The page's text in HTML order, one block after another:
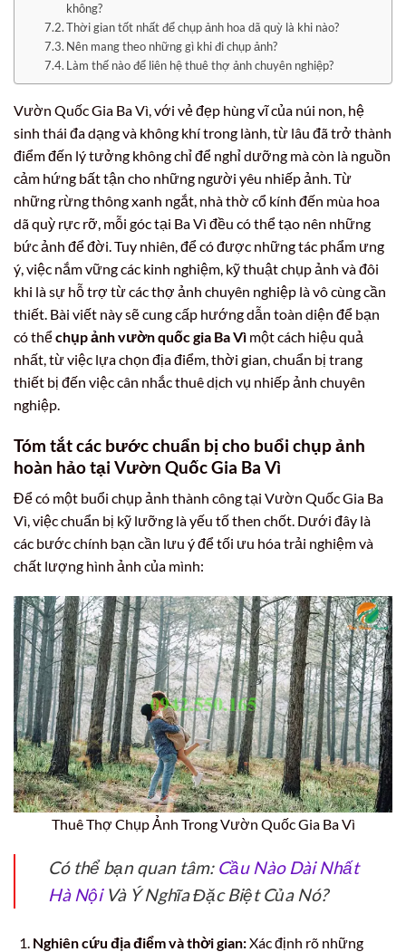
không?
Thời gian tốt nhất để chụp ảnh hoa dã quỳ là khi nào?
Nên mang theo những gì khi đi chụp ảnh?
Làm thế nào để liên hệ thuê thợ ảnh chuyên nghiệp?
Vườn Quốc Gia Ba Vì, với vẻ đẹp hùng vĩ của núi non, hệ
sinh thái đa dạng và không khí trong lành, từ lâu đã trở thành
điểm đến lý tưởng không chỉ để nghỉ dưỡng mà còn là nguồn
cảm hứng bất tận cho những người yêu nhiếp ảnh. Từ
những rừng thông xanh ngắt, nhà thờ cổ kính đến mùa hoa
dã quỳ rực rỡ, mỗi góc tại Ba Vì đều có thể tạo nên những
bức ảnh để đời. Tuy nhiên, để có được những tác phẩm ưng
ý, việc nắm vững các kinh nghiệm, kỹ thuật chụp ảnh và đôi
khi là sự hỗ trợ từ các thợ ảnh chuyên nghiệp là vô cùng cần
thiết. Bài viết này sẽ cung cấp hướng dẫn toàn diện để bạn
có thểchụp ảnh vườn quốc gia Ba Vì một cách hiệu quả
nhất, từ việc lựa chọn địa điểm, thời gian, chuẩn bị trang
thiết bị đến việc cân nhắc thuê dịch vụ nhiếp ảnh chuyên
nghiệp.
Tóm tắt các bước chuẩn bị cho buổi chụp ảnh
hoàn hảo tại Vườn Quốc Gia Ba Vì
Để có một buổi chụp ảnh thành công tại Vườn Quốc Gia Ba
Vì, việc chuẩn bị kỹ lưỡng là yếu tố then chốt. Dưới đây là
các bước chính bạn cần lưu ý để tối ưu hóa trải nghiệm và
chất lượng hình ảnh của mình:
Thuê Thợ Chụp Ảnh Trong Vườn Quốc Gia Ba Vì
Có thể bạn quan tâm: Cầu Nào Dài Nhất
Hà NộiVà Ý Nghĩa Đặc Biệt Của Nó?
Nghiên cứu địa điểm và thời gian:Xác định rõ những